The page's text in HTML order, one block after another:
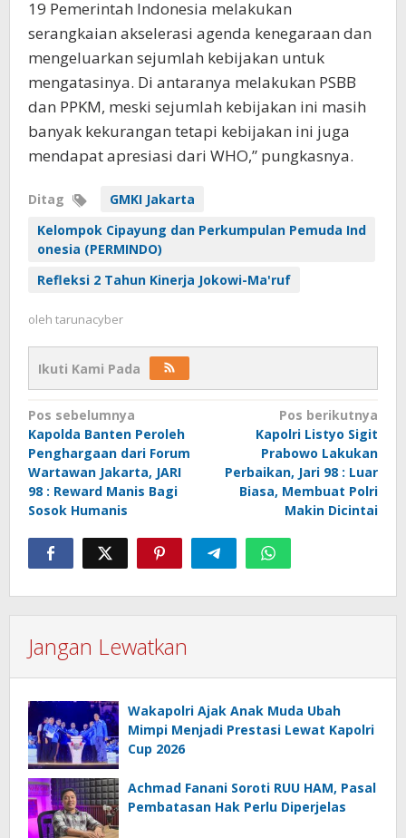
19 Pemerintah Indonesia melakukan
serangkaian akselerasi agenda kenegaraan dan
mengeluarkan sejumlah kebijakan untuk
mengatasinya. Di antaranya melakukan PSBB
dan PPKM, meski sejumlah kebijakan ini masih
banyak kekurangan tetapi kebijakan ini juga
mendapat apresiasi dari WHO,” pungkasnya.
Ditag
GMKI Jakarta
Kelompok Cipayung dan Perkumpulan Pemuda Ind
onesia (PERMINDO)
Refleksi 2 Tahun Kinerja Jokowi-Ma'ruf
oleh tarunacyber
Ikuti Kami Pada
Navigasi
pos
Pos sebelumnya
Kapolda Banten Peroleh
Penghargaan dari Forum
Wartawan Jakarta, JARI
98 : Reward Manis Bagi
Sosok Humanis
Pos berikutnya
Kapolri Listyo Sigit
Prabowo Lakukan
Perbaikan, Jari 98 : Luar
Biasa, Membuat Polri
Makin Dicintai
Jangan Lewatkan
Wakapolri Ajak Anak Muda Ubah
Mimpi Menjadi Prestasi Lewat Kapolri
Cup 2026
Achmad Fanani Soroti RUU HAM, Pasal
Pembatasan Hak Perlu Diperjelas